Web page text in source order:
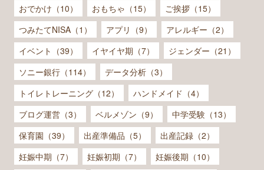
おでかけ（10）
おもちゃ（15）
ご挨拶（15）
つみたてNISA（1）
アプリ（9）
アレルギー（2）
イベント（39）
イヤイヤ期（7）
ジェンダー（21）
ソニー銀行（114）
データ分析（3）
トイレトレーニング（12）
ハンドメイド（4）
ブログ運営（3）
ベルメゾン（9）
中学受験（13）
保育園（39）
出産準備品（5）
出産記録（2）
妊娠中期（7）
妊娠初期（7）
妊娠後期（10）